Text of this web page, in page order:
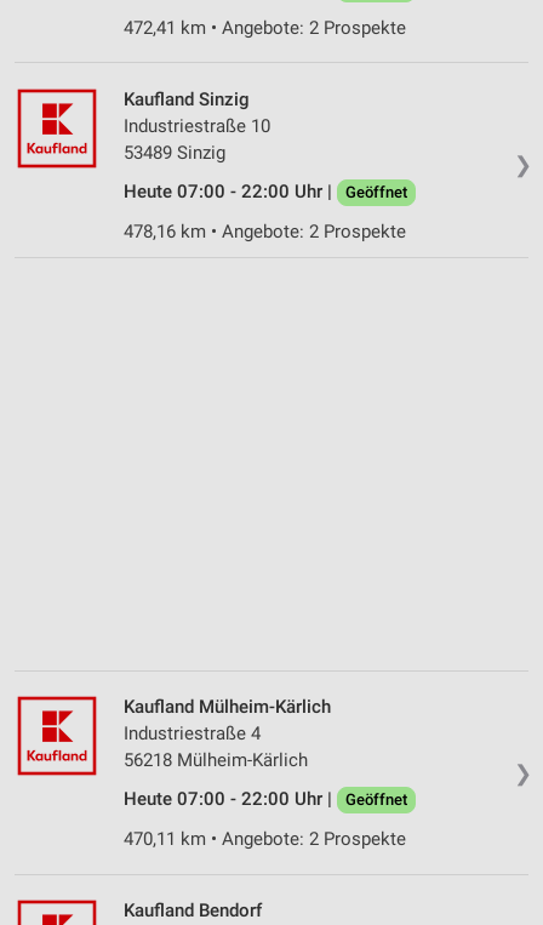
472,41 km • Angebote: 2 Prospekte
❯
Kaufland Sinzig
Industriestraße 10
53489 Sinzig
Heute 07:00 - 22:00 Uhr |
Geöffnet
478,16 km • Angebote: 2 Prospekte
❯
Kaufland Mülheim-Kärlich
Industriestraße 4
56218 Mülheim-Kärlich
Heute 07:00 - 22:00 Uhr |
Geöffnet
470,11 km • Angebote: 2 Prospekte
Kaufland Bendorf